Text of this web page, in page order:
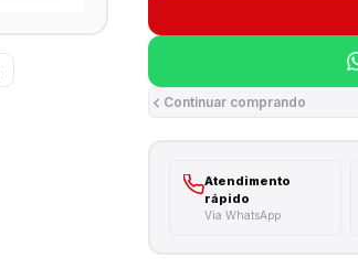
Continuar comprando
Atendimento
rápido
Via WhatsApp